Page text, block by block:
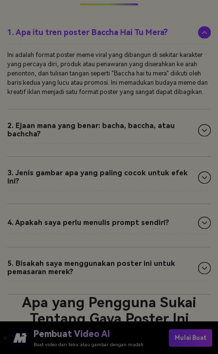
1. Apa itu tren poster Baccha Hai Tu Mera?
Ini adalah format poster meme viral yang dibangun di sekitar karakter
yang percaya diri, produk atau penawaran yang diserahkan ke arah
penonton, dan tulisan tangan seperti "Baccha hai tu mera" diikuti oleh
baris kedua yang lucu atau promosi. Ini memadukan budaya meme dan
kreatif iklan menjadi satu format poster yang sangat dapat dibagikan.
2. Ejaan mana yang benar: bacha, baccha, atau
bachcha?
3. Jenis gambar apa yang paling cocok untuk efek
ini?
4. Apakah saya perlu menulis prompt sendiri?
5. Bisakah saya menggunakan poster ini untuk
pemasaran merek?
Apa yang Pengguna Sukai
Tentang Gaya Poster Ini
Pembuat Video AI
Buat video dari teks atau gambar dengan mudah
Mulai Buat